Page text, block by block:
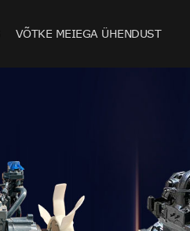
VÕTKE MEIEGA ÜHENDUST